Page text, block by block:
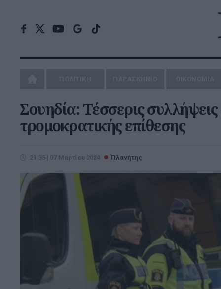
Σουηδία: Τέσσερις
τρομοκρατικής επίθεσης
21:35 | 07 Μαρτίου 2024 Πλανήτης